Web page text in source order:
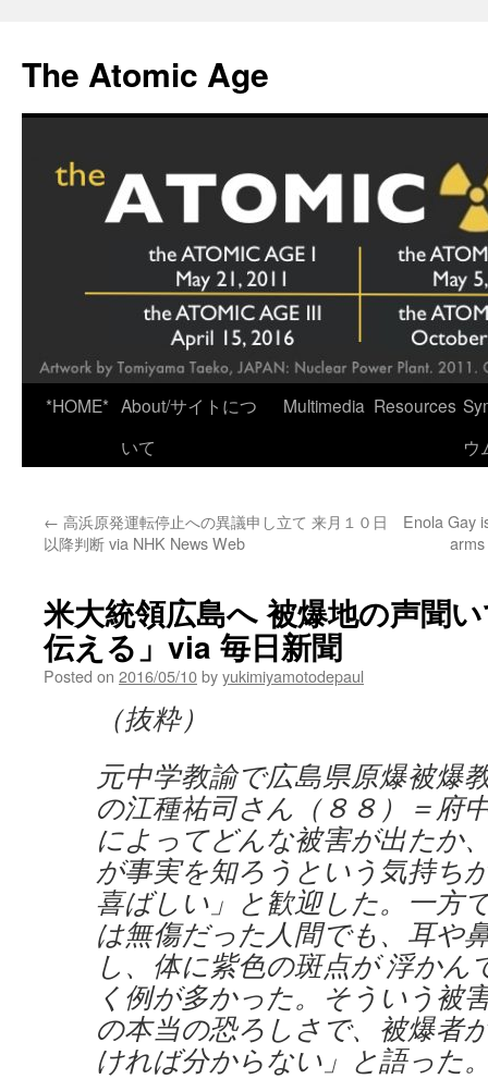
content
The Atomic Age
*HOME* About/サイトにつ
いて
Multimedia Resources
ウ
← 高浜原発運転停止への異議申し立て 来月１０日
以降判断 via NHK News Web
Enola Gay
米大統領広島へ 被爆地の声聞
伝える」via 毎日新聞
Posted on 2016/05/10byyukimiyamotodepaul
（抜粋）
元中学教諭で広島県原爆被爆
の江種祐司さん（８８）＝府
によってどんな被害が出たか
が事実を知ろうという気持ち
喜ばしい」と歓迎した。一方
は無傷だった人間でも、耳や
し、体に紫色の斑点が 浮かん
く例が多かった。そういう被
の本当の恐ろしさで、被爆者
ければ分からない」と語った